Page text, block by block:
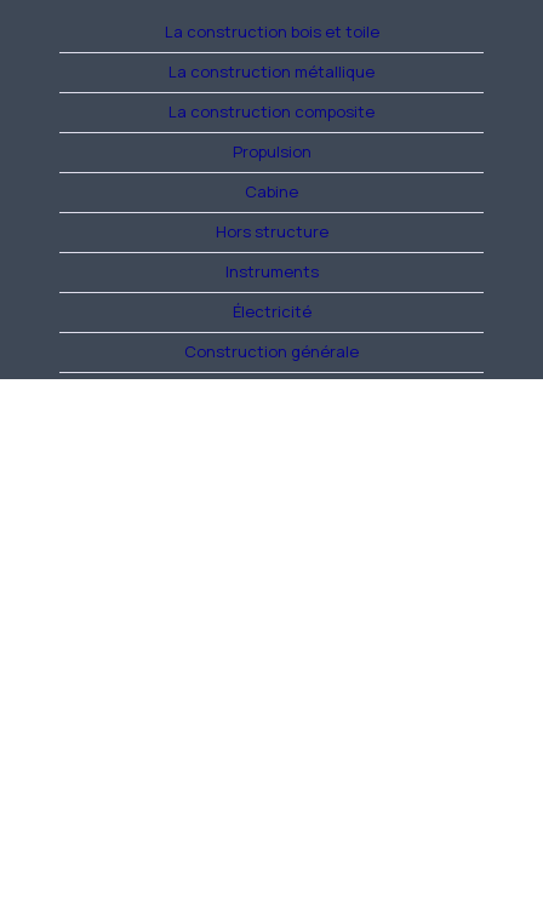
La construction bois et toile
La construction métallique
La construction composite
Propulsion
Cabine
Hors structure
Instruments
Électricité
Construction générale